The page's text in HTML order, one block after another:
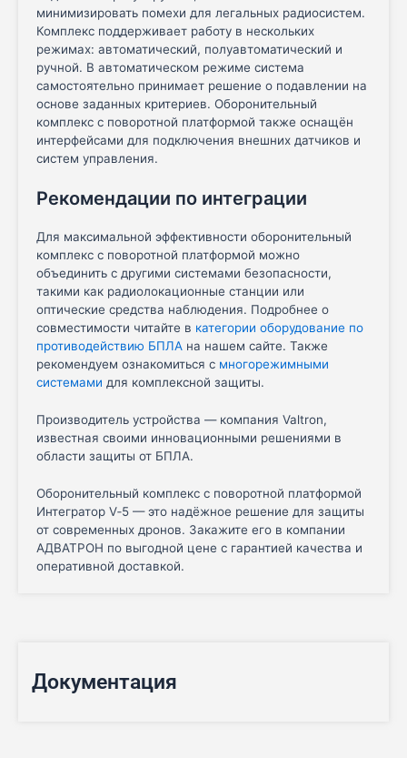
минимизировать помехи для легальных радиосистем.
Комплекс поддерживает работу в нескольких
режимах: автоматический, полуавтоматический и
ручной. В автоматическом режиме система
самостоятельно принимает решение о подавлении на
основе заданных критериев. Оборонительный
комплекс с поворотной платформой также оснащён
интерфейсами для подключения внешних датчиков и
систем управления.
Рекомендации по интеграции
Для максимальной эффективности оборонительный
комплекс с поворотной платформой можно
объединить с другими системами безопасности,
такими как радиолокационные станции или
оптические средства наблюдения. Подробнее о
совместимости читайте в категории оборудование по
противодействию БПЛА на нашем сайте. Также
рекомендуем ознакомиться с многорежимными
системами для комплексной защиты.
Производитель устройства — компания Valtron,
известная своими инновационными решениями в
области защиты от БПЛА.
Оборонительный комплекс с поворотной платформой
Интегратор V‑5 — это надёжное решение для защиты
от современных дронов. Закажите его в компании
АДВАТРОН по выгодной цене с гарантией качества и
оперативной доставкой.
Документация